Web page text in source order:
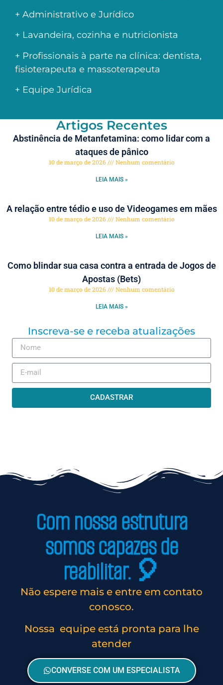
+ Administrativo e Jurídico
+ Lavandeira, cozinha e nutricionista
+ Profissionais à parte na clínica: dentista,
fisioterapeuta e massoterapeuta
+ Equipe Jurídica
Artigos Recentes
Abstinência de Metanfetamina: como lidar com a
ataques de pânico
10 de março de 2026 Nenhum comentário
LEIA MAIS »
A relação entre tédio e uso de Videogames em mães
10 de março de 2026 Nenhum comentário
LEIA MAIS »
Como blindar sua casa contra a entrada de Jogos de
Apostas (Bets)
10 de março de 2026 Nenhum comentário
LEIA MAIS »
Inscreva-se e receba atualizações
CADASTRAR
Com nossa estrutura
somos capazes de
reabilitar. 🎈
Não espere mais e entre em contato
conosco.
Nossa equipe está pronta para lhe
atender
CONVERSE COM UM ESPECIALISTA